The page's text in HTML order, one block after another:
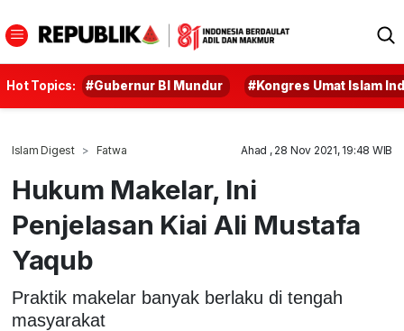
Hot Topics: #Gubernur BI Mundur #Kongres Umat Islam
Islam Digest Fatwa Ahad , 28 Nov 2021, 19:48 WIB
Hukum Makelar, Ini
Penjelasan Kiai Ali Mustafa
Yaqub
Praktik makelar banyak berlaku di tengah
masyarakat